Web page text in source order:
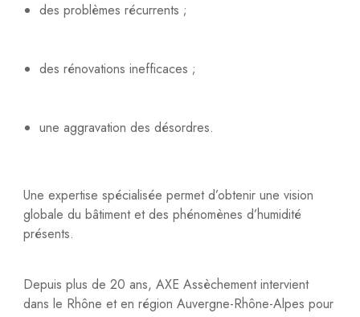
des problèmes récurrents ;
des rénovations inefficaces ;
une aggravation des désordres.
Une expertise spécialisée permet d’obtenir une vision
globale du bâtiment et des phénomènes d’humidité
présents.
Depuis plus de 20 ans, AXE Assèchement intervient
dans le Rhône et en région Auvergne-Rhône-Alpes pour